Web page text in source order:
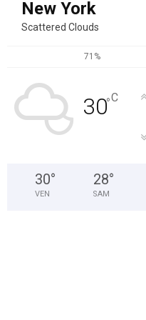
New York
Scattered Clouds
71%
30°C
30°
VEN
28°
SAM